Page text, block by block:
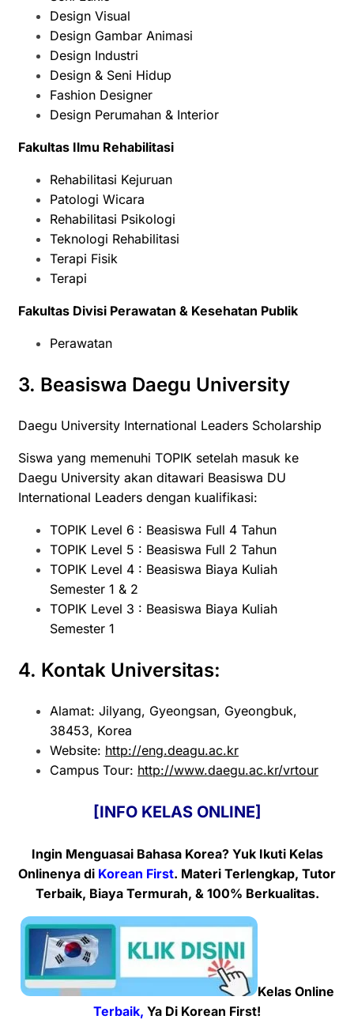
Design Visual
Design Gambar Animasi
Design Industri
Design & Seni Hidup
Fashion Designer
Design Perumahan & Interior
Fakultas Ilmu Rehabilitasi
Rehabilitasi Kejuruan
Patologi Wicara
Rehabilitasi Psikologi
Teknologi Rehabilitasi
Terapi Fisik
Terapi
Fakultas Divisi Perawatan & Kesehatan Publik
Perawatan
3. Beasiswa Daegu University
Daegu University International Leaders Scholarship
Siswa yang memenuhi TOPIK setelah masuk ke
Daegu University akan ditawari Beasiswa DU
International Leaders dengan kualifikasi:
TOPIK Level 6 : Beasiswa Full 4 Tahun
TOPIK Level 5 : Beasiswa Full 2 Tahun
TOPIK Level 4 : Beasiswa Biaya Kuliah
Semester 1 & 2
TOPIK Level 3 : Beasiswa Biaya Kuliah
Semester 1
4. Kontak Universitas:
Alamat: Jilyang, Gyeongsan, Gyeongbuk,
38453, Korea
Website: http://eng.deagu.ac.kr
Campus Tour: http://www.daegu.ac.kr/vrtour
[INFO KELAS ONLINE]
Ingin Menguasai Bahasa Korea? Yuk Ikuti Kelas
Onlinenya di Korean First. Materi Terlengkap, Tutor
Terbaik, Biaya Termurah, & 100% Berkualitas.
Kelas Online
Terbaik, Ya Di Korean First!